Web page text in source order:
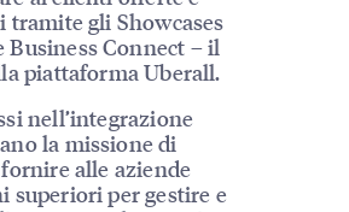
tramite gli Showcases
Business Connect – il
piattaforma Uberall.
nell’integrazione
la missione di
alle aziende
superiori per gestire e